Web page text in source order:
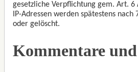
gesetzliche Verpflichtung gem. Art. 6
IP-Adressen werden spätestens nach
oder gelöscht.
Kommentare